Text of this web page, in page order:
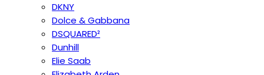
DKNY
Dolce & Gabbana
DSQUARED²
Dunhill
Elie Saab